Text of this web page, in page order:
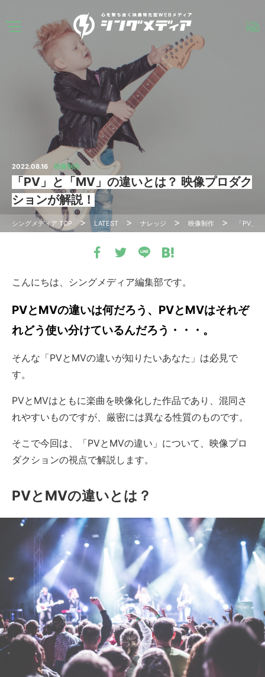
2022.08.16 映像制作
「PV」と「MV」の違いとは？ 映像プロダク
ションが解説！
シングメディア TOP LATEST ナレッジ 映像制作 「PV」
こんにちは、シングメディア編集部です。
PVとMVの違いは何だろう、PVとMVはそれぞ
れどう使い分けているんだろう・・・。
そんな「PVとMVの違いが知りたいあなた」は必見で
す。
PVとMVはともに楽曲を映像化した作品であり、混同さ
れやすいものですが、厳密には異なる性質のものです。
そこで今回は、「PVとMVの違い」について、映像プロ
ダクションの視点で解説します。
PVとMVの違いとは？